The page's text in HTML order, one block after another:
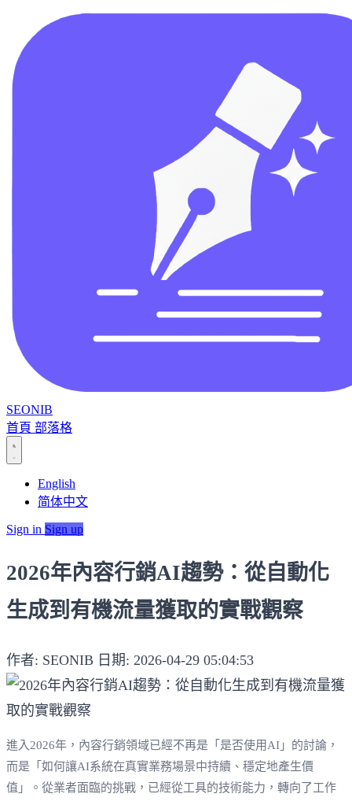
SEONIB
首頁 部落格
English
简体中文
Sign in Sign up
2026年內容行銷AI趨勢：從自動化
生成到有機流量獲取的實戰觀察
作者: SEONIB 日期: 2026-04-29 05:04:53
進入2026年，內容行銷領域已經不再是「是否使用AI」的討論，
而是「如何讓AI系統在真實業務場景中持續、穩定地產生價
值」。從業者面臨的挑戰，已經從工具的技術能力，轉向了工作